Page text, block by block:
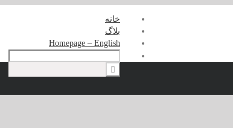
خانه
بلاگ
Homepage – English